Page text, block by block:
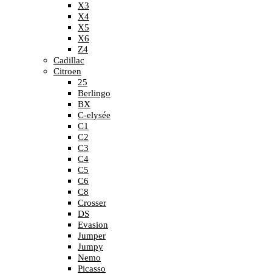
X3
X4
X5
X6
Z4
Cadillac
Citroen
25
Berlingo
BX
C-elysée
C1
C2
C3
C4
C5
C6
C8
Crosser
DS
Evasion
Jumper
Jumpy
Nemo
Picasso